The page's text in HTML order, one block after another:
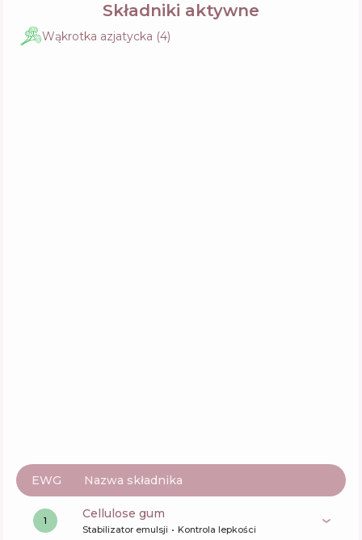
Składniki aktywne
Wąkrotka azjatycka (4)
EWG Nazwa składnika
1 cellulose gum
Stabilizator emulsji Kontrola lepkości